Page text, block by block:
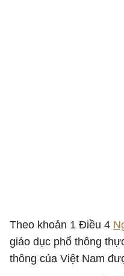
Theo khoản 1 Điều 4
giáo dục phổ thông
thông của Việt Nam